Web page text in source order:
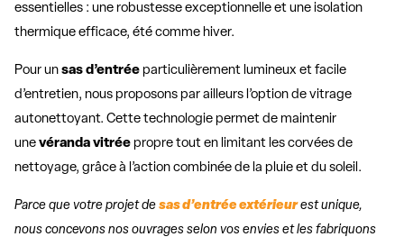
essentielles : une robustesse exceptionnelle et une isolation
thermique efficace, été comme hiver.
Pour un sas d’entréeparticulièrement lumineux et facile
d’entretien, nous proposons par ailleurs l’option de vitrage
autonettoyant. Cette technologie permet de maintenir
une véranda vitréepropre tout en limitant les corvées de
nettoyage, grâce à l’action combinée de la pluie et du soleil.
Parce que votre projet de sas d’entrée extérieurest unique,
nous concevons nos ouvrages selon vos envies et les fabriquons